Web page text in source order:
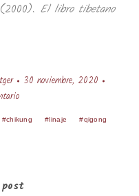
El libro tibetano
30 noviembre, 2020
#chikung #linaje #qigong